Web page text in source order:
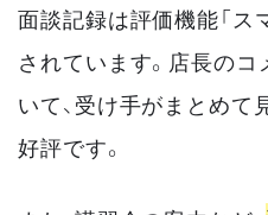
面談記録は評価機能「ス
されています。店長の
いて、受け手がまとめ
好評です。